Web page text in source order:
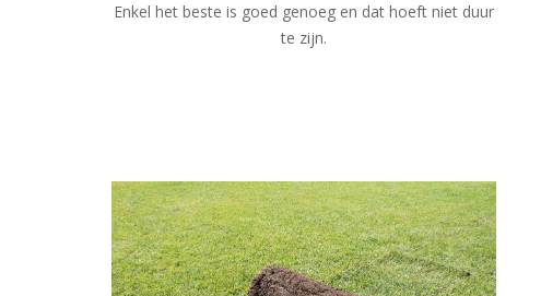
Enkel het beste is goed genoeg en dat hoeft niet duur
te zijn.